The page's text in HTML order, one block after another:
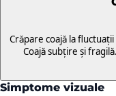
Crăpare coajă la
Coajă subțire și
Simptome vizuale